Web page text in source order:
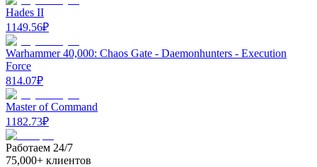
Hades II
1149.56₽
Warhammer 40,000: Chaos Gate - Daemonhunters - Execution
Force
814.07₽
Master of Command
1182.73₽
Работаем 24/7
75,000+ клиентов